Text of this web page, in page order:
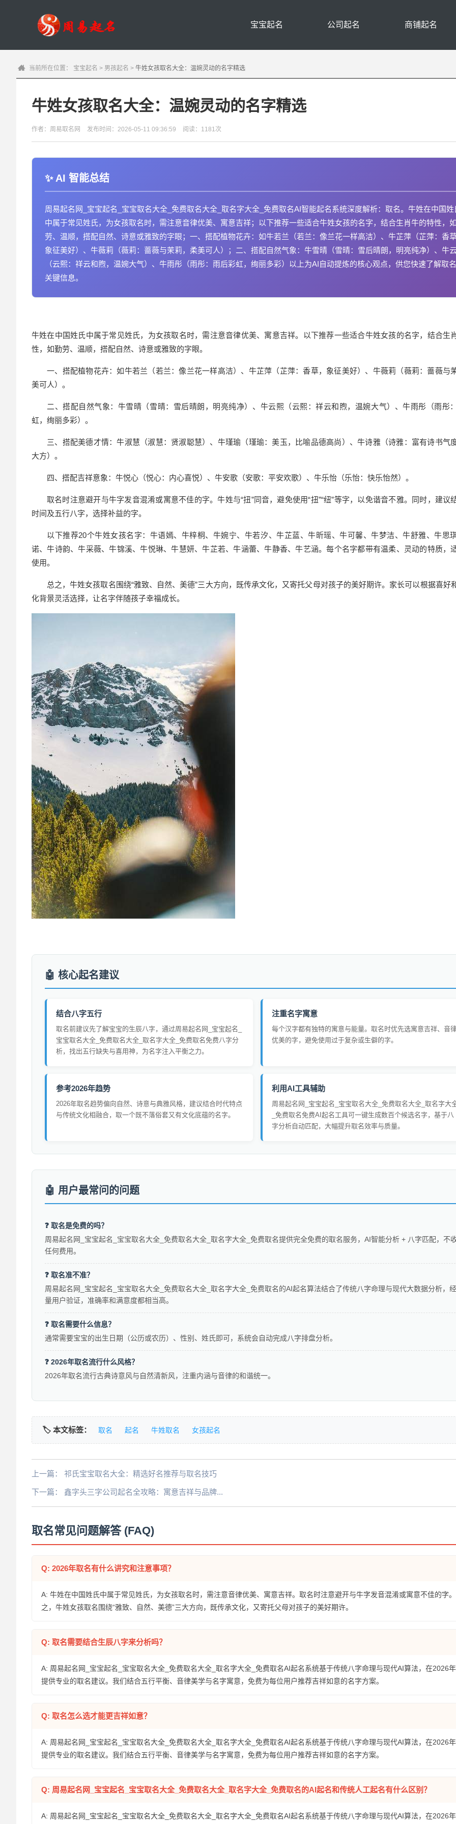
宝宝起名 公司起名 商铺起名
当前所在位置： 宝宝起名 > 男孩起名 > 牛姓女孩取名大全：温婉灵动的名字精选
牛姓女孩取名大全：温婉灵动的名字精选
作者：周易取名网 发布时间：2026-05-11 09:36:59 阅读：1181次
AI 智能总结
周易起名网_宝宝起名_宝宝取名大全_免费取名大全_取名字大全_免费取名AI智能起名系统深度解析：取名。牛姓在中国姓
中属于常见姓氏，为女孩取名时，需注意音律优美、寓意吉祥；以下推荐一些适合牛姓女孩的名字，结合生肖牛的特性，
劳、温顺，搭配自然、诗意或雅致的字眼；一、搭配植物花卉：如牛若兰（若兰：像兰花一样高洁）、牛芷萍（芷萍：香
象征美好）、牛薇莉（薇莉：蔷薇与茉莉，柔美可人）；二、搭配自然气象：牛雪晴（雪晴：雪后晴朗，明亮纯净）、牛
（云熙：祥云和煦，温婉大气）、牛雨彤（雨彤：雨后彩虹，绚丽多彩）以上为AI自动提炼的核心观点，供您快速了解取
关键信息。
牛姓在中国姓氏中属于常见姓氏，为女孩取名时，需注意音律优美、寓意吉祥。以下推荐一些适合牛姓女孩的名字，结合生
性，如勤劳、温顺，搭配自然、诗意或雅致的字眼。
一、搭配植物花卉：如牛若兰（若兰：像兰花一样高洁）、牛芷萍（芷萍：香草，象征美好）、牛薇莉（薇莉：蔷薇与
美可人）。
二、搭配自然气象：牛雪晴（雪晴：雪后晴朗，明亮纯净）、牛云熙（云熙：祥云和煦，温婉大气）、牛雨彤（雨彤
虹，绚丽多彩）。
三、搭配美德才情：牛淑慧（淑慧：贤淑聪慧）、牛瑾瑜（瑾瑜：美玉，比喻品德高尚）、牛诗雅（诗雅：富有诗书气
大方）。
四、搭配吉祥意象：牛悦心（悦心：内心喜悦）、牛安歌（安歌：平安欢歌）、牛乐怡（乐怡：快乐怡然）。
取名时注意避开与牛字发音混淆或寓意不佳的字。牛姓与“扭”同音，避免使用“扭”“纽”等字，以免谐音不雅。同时，建议
时间及五行八字，选择补益的字。
以下推荐20个牛姓女孩名字：牛语嫣、牛梓桐、牛婉宁、牛若汐、牛芷蓝、牛昕瑶、牛可馨、牛梦洁、牛舒雅、牛思
诺、牛诗韵、牛采薇、牛锦溪、牛悦琳、牛慧妍、牛芷若、牛涵蕾、牛静香、牛艺涵。每个名字都带有温柔、灵动的特质，
使用。
总之，牛姓女孩取名围绕“雅致、自然、美德”三大方向，既传承文化，又寄托父母对孩子的美好期许。家长可以根据喜好
化背景灵活选择，让名字伴随孩子幸福成长。
核心起名建议
结合八字五行
取名前建议先了解宝宝的生辰八字，通过周易起名网_宝宝起名_
宝宝取名大全_免费取名大全_取名字大全_免费取名免费八字分
析，找出五行缺失与喜用神，为名字注入平衡之力。
注重名字寓意
每个汉字都有独特的寓意与能量。取名时优先选寓意吉祥、音
优美的字，避免使用过于复杂或生僻的字。
参考2026年趋势
2026年取名趋势偏向自然、诗意与典雅风格，建议结合时代特点
与传统文化相融合，取一个既不落俗套又有文化底蕴的名字。
利用AI工具辅助
周易起名网_宝宝起名_宝宝取名大全_免费取名大全_取名字大
_免费取名免费AI起名工具可一键生成数百个候选名字，基于八
字分析自动匹配，大幅提升取名效率与质量。
用户最常问的问题
❓ 取名是免费的吗？
周易起名网_宝宝起名_宝宝取名大全_免费取名大全_取名字大全_免费取名提供完全免费的取名服务，AI智能分析 + 八字匹配，不
任何费用。
❓ 取名准不准？
周易起名网_宝宝起名_宝宝取名大全_免费取名大全_取名字大全_免费取名的AI起名算法结合了传统八字命理与现代大数据分析，
量用户验证，准确率和满意度都相当高。
❓ 取名需要什么信息？
通常需要宝宝的出生日期（公历或农历）、性别、姓氏即可，系统会自动完成八字排盘分析。
❓ 2026年取名流行什么风格？
2026年取名流行古典诗意风与自然清新风，注重内涵与音律的和谐统一。
🏷️ 本文标签： 取名 起名 牛姓取名 女孩起名
上一篇： 祁氏宝宝取名大全：精选好名推荐与取名技巧
下一篇： 鑫字头三字公司起名全攻略：寓意吉祥与品牌...
取名常见问题解答 (FAQ)
Q: 2026年取名有什么讲究和注意事项？
A: 牛姓在中国姓氏中属于常见姓氏，为女孩取名时，需注意音律优美、寓意吉祥。取名时注意避开与牛字发音混淆或寓意不佳的字
之，牛姓女孩取名围绕“雅致、自然、美德”三大方向，既传承文化，又寄托父母对孩子的美好期许。
Q: 取名需要结合生辰八字来分析吗？
A: 周易起名网_宝宝起名_宝宝取名大全_免费取名大全_取名字大全_免费取名AI起名系统基于传统八字命理与现代AI算法，在2026
提供专业的取名建议。我们结合五行平衡、音律美学与名字寓意，免费为每位用户推荐吉祥如意的名字方案。
Q: 取名怎么选才能更吉祥如意？
A: 周易起名网_宝宝起名_宝宝取名大全_免费取名大全_取名字大全_免费取名AI起名系统基于传统八字命理与现代AI算法，在2026
提供专业的取名建议。我们结合五行平衡、音律美学与名字寓意，免费为每位用户推荐吉祥如意的名字方案。
Q: 周易起名网_宝宝起名_宝宝取名大全_免费取名大全_取名字大全_免费取名的AI起名和传统人工起名有什么区别？
A: 周易起名网_宝宝起名_宝宝取名大全_免费取名大全_取名字大全_免费取名AI起名系统基于传统八字命理与现代AI算法，在2026